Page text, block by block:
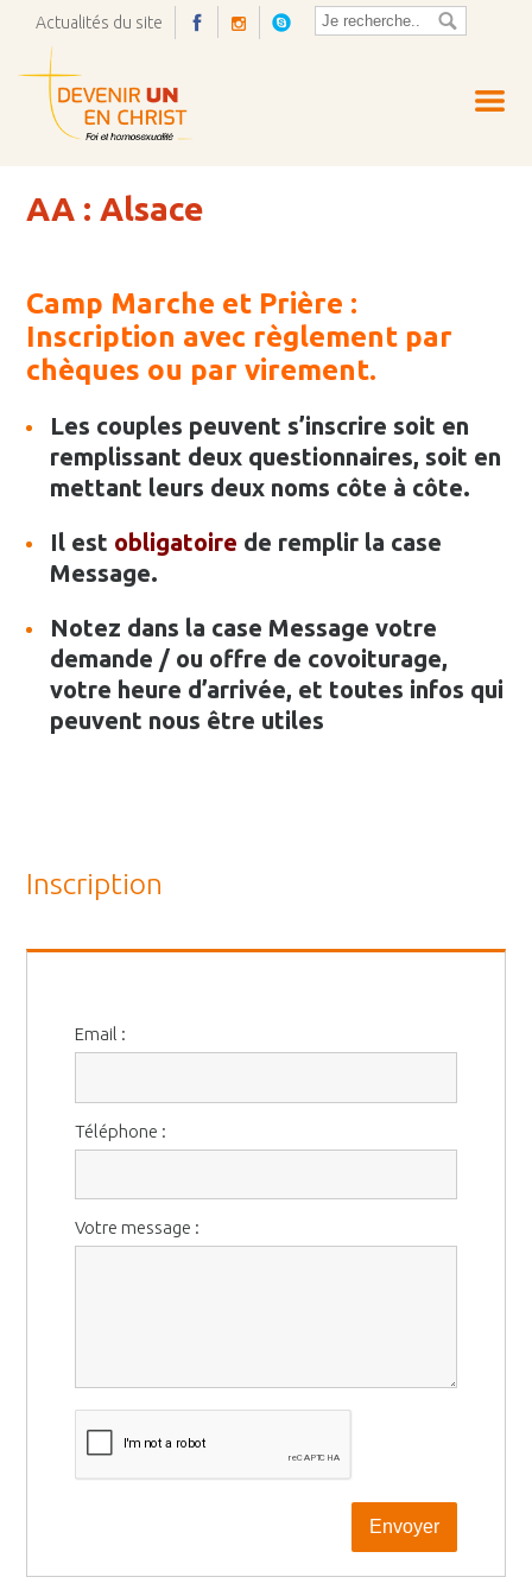
Actualités du site
AA : Alsace
Camp Marche et Prière :
Inscription avec règlement par
chèques ou par virement.
Les couples peuvent s’inscrire soit en
remplissant deux questionnaires, soit en
mettant leurs deux noms côte à côte.
Il est obligatoire de remplir la case
Message.
Notez dans la case Message votre
demande / ou offre de covoiturage,
votre heure d’arrivée, et toutes infos qui
peuvent nous être utiles
Inscription
Email :
Téléphone :
Votre message :